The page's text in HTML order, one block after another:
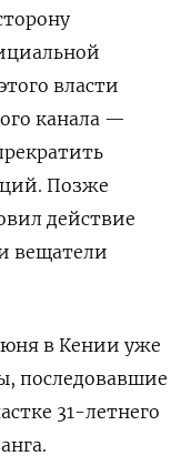
власти
канала —
Позже
действие
вещатели
в Кении уже
последовавшие
31-летнего